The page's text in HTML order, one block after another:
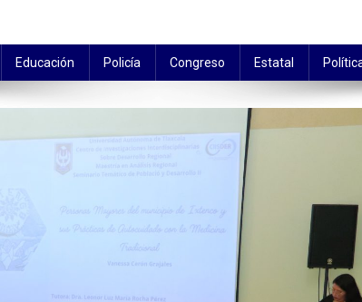
Educación Policía Congreso Estatal